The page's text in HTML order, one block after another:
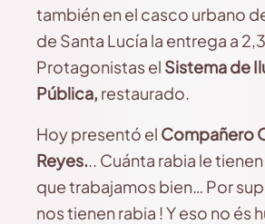
también en el casco urbano
de Santa Lucía la entrega a
Protagonistas el Sistema de
Pública, restaurado.
Hoy presentó el Compañero
Reyes... Cuánta rabia le
que trabajamos bien… Por
nos tienen rabia ! Y eso no és